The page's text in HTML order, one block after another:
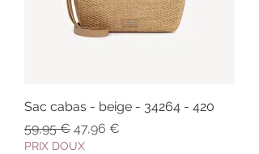
Sac cabas - beige - 34264 - 420
Prix original
59,95 € Prix promotionnel
47,96 €
PRIX DOUX